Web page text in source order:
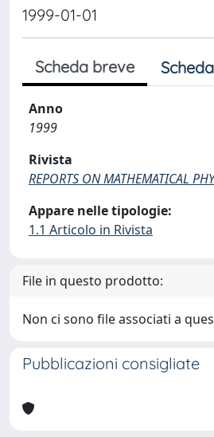
1999-01-01
Scheda breve
Anno
1999
Rivista
REPORTS ON MATHEMATICAL
Appare nelle tipologie:
1.1 Articolo in Rivista
File in questo prodotto:
Non ci sono file associati a
Pubblicazioni consigliate